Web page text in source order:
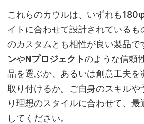
これらのカウルは、いずれも
イトに合わせて設計されている
のカスタムとも相性が良い製品で
ンやNプロジェクトのような信頼
品を選ぶか、あるいは創意工夫を
取り付けるか。ご自身のスキルや
り理想のスタイルに合わせて、最
してください。